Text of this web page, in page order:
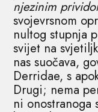
njezinim
svojevrsnom
nultog stupnja
svijet na
nas suočava,
Derridae, s
Drugi; nema
ni